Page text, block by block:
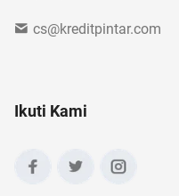
cs@kreditpintar.com
Ikuti Kami